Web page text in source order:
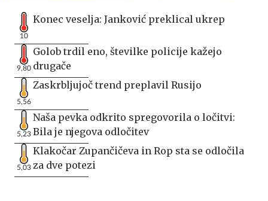
10
Konec veselja: Janković preklical ukrep
9,80
Golob trdil eno, številke policije kažejo
drugače
5,56
Zaskrbljujoč trend preplavil Rusijo
5,23
Naša pevka odkrito spregovorila o ločitvi:
Bila je njegova odločitev
5,03
Klakočar Zupančičeva in Rop sta se odločila
za dve potezi